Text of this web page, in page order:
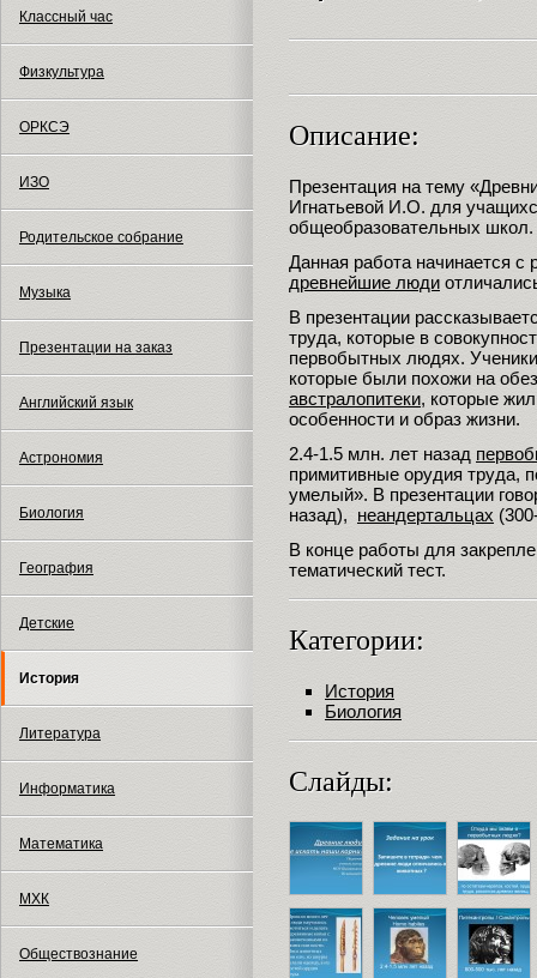
Классный час
Физкультура
ОРКСЭ
ИЗО
Родительское собрание
Музыка
Презентации на заказ
Английский язык
Астрономия
Биология
География
Детские
История
Литература
Информатика
Математика
МХК
Обществознание
Описание:
Презентация на тему
Игнатьевой И.О. для
общеобразовательных школ.
Данная работа начинается с
древнейшие люди
В презентации
труда, которые в
первобытных людях.
которые были похожи на
австралопитеки, которые
особенности и образ жизни.
2.4-1.5 млн. лет назад
примитивные орудия труда,
умелый». В презентации
назад), неандертальцах
В конце работы для
тематический тест.
Категории:
История
Биология
Слайды: